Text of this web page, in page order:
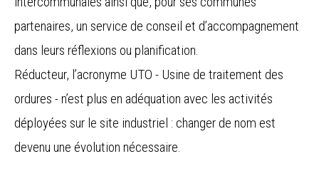
partenaires, un service de conseil et d’accompagnement
dans leurs réflexions ou planification.
Réducteur, l’acronyme UTO - Usine de traitement des
ordures - n’est plus en adéquation avec les activités
déployées sur le site industriel : changer de nom est
devenu une évolution nécessaire.